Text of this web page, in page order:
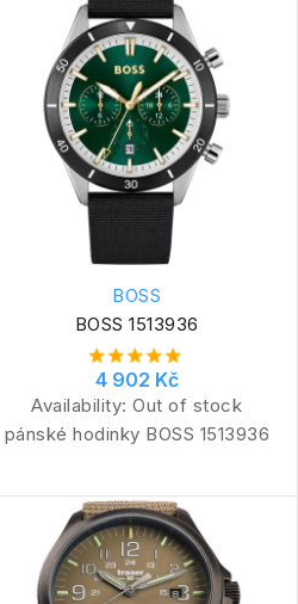
BOSS
BOSS 1513936
4 902 Kč
Availability:Out of stock
pánské hodinky BOSS 1513936